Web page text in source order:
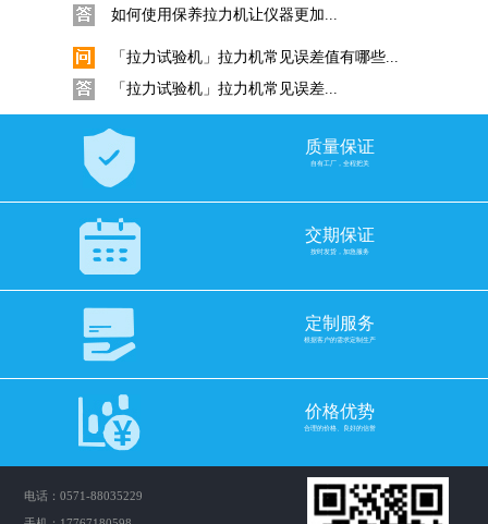
金属板材拉力试验机拉伸试验标准试样要...
金属拉伸试验标准试样要求是什...
电子拉力试验机选择滚珠丝杠还是梯形丝...
拉力试验机如何配置合适的丝杆...
挑选电子拉力机力值是否越大越准！
GB/T 3682.1-2018与ASTM D1238...
科思Quarrz固体比重计的使用
数显直读式密度测试仪固体采用...
橡胶比重计密度计与密度测试仪操作使用...
橡胶比重计密度计与密度测试仪...
质量保证
自有工厂，全程把关
交期保证
按时发货，加急服务
定制服务
根据客户的需求定制生产
价格优势
合理的价格、良好的信誉
电话：0571-88035229